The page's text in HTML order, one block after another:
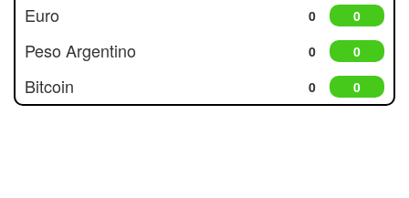
Euro 0 0
Peso Argentino 0 0
Bitcoin 0 0